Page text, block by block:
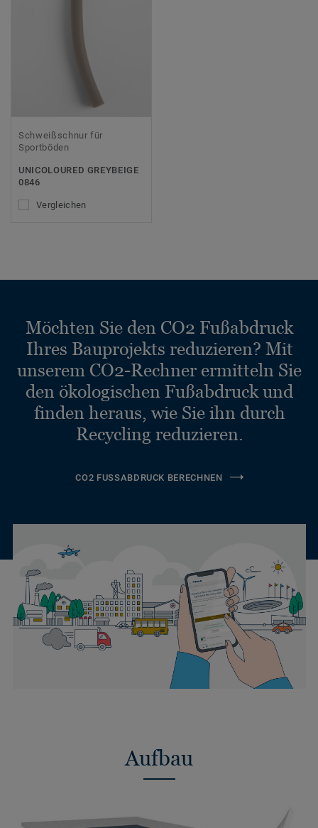
Schweißschnur für
Sportböden
UNICOLOURED GREYBEIGE
0846
Vergleichen
Möchten Sie den CO2 Fußabdruck
Ihres Bauprojekts reduzieren? Mit
unserem CO2-Rechner ermitteln Sie
den ökologischen Fußabdruck und
finden heraus, wie Sie ihn durch
Recycling reduzieren.
CO2 FUSSABDRUCK BERECHNEN
Aufbau